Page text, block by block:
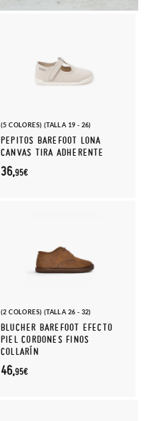
(5 COLORES) (TALLA 19 - 26)
PEPITOS BAREFOOT LONA
CANVAS TIRA ADHERENTE
36,95€
(2 COLORES) (TALLA 26 - 32)
BLUCHER BAREFOOT EFECTO
PIEL CORDONES FINOS
COLLARÍN
46,95€